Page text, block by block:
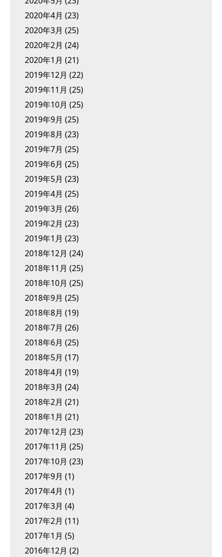
2020年4月 (23)
2020年3月 (25)
2020年2月 (24)
2020年1月 (21)
2019年12月 (22)
2019年11月 (25)
2019年10月 (25)
2019年9月 (25)
2019年8月 (23)
2019年7月 (25)
2019年6月 (25)
2019年5月 (23)
2019年4月 (25)
2019年3月 (26)
2019年2月 (23)
2019年1月 (23)
2018年12月 (24)
2018年11月 (25)
2018年10月 (25)
2018年9月 (25)
2018年8月 (19)
2018年7月 (26)
2018年6月 (25)
2018年5月 (17)
2018年4月 (19)
2018年3月 (24)
2018年2月 (21)
2018年1月 (21)
2017年12月 (23)
2017年11月 (25)
2017年10月 (23)
2017年9月 (1)
2017年4月 (1)
2017年3月 (4)
2017年2月 (11)
2017年1月 (5)
2016年12月 (2)